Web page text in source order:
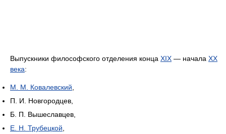
Выпускники философского отделения конца XIX — начала XX
века:
М. М. Ковалевский
П. И. Новгородцев,
Б. П. Вышеславцев,
Е. Н. Трубецкой